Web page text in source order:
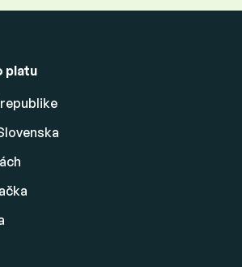
platu